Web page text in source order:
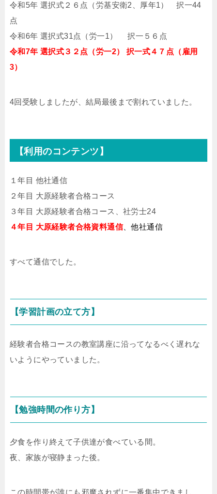
令和5年 選択式２６点（労基安衛2、厚年1） 択一44
点
令和6年 選択式31点（労一1） 択一５６点
令和7年 選択式３２点（労一2） 択一式４７点（雇用
3）
4回受験しましたが、結局最後まで割れていました。
【利用のコンテンツ】
１年目 他社通信
２年目 大原経験者合格コース
３年目 大原経験者合格コース、社労士24
４年目 大原経験者合格資料通信、他社通信
すべて通信でした。
【学習計画の立て方】
経験者合格コースの教室講座に沿ってなるべく遅れな
いようにやっていました。
【勉強時間の作り方】
夕食を作り終えて子供達が食べている間。
夜、家族が寝静まった後。
この時間帯が誰にも邪魔されずに一番集中できまし